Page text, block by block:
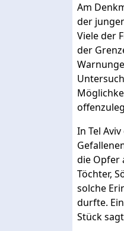
Am
der
Viele der
der
In Tel
die Opfer
Töchter,
solche
durfte.
Stück